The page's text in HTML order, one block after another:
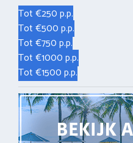
Tot €250 p.p.
Tot €500 p.p.
Tot €750 p.p.
Tot €1000 p.p.
Tot €1500 p.p.